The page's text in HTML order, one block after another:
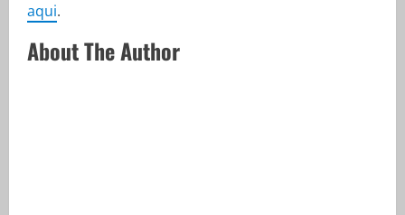
aqui.
About The Author